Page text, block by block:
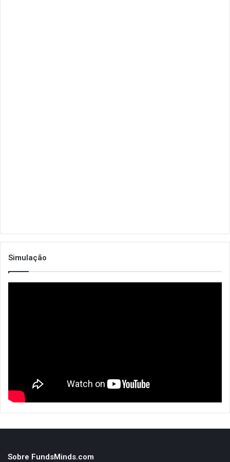
Simulação
Sobre FundsMinds.com